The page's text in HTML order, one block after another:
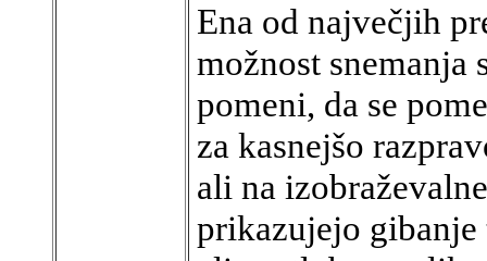
Ena od največjih
možnost snemanja
pomeni, da se
za kasnejšo
ali na
prikazujejo